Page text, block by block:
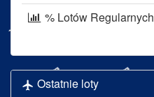
% Lotów Regularnych
Ostatnie loty